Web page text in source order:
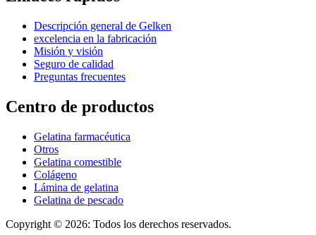
Descripción general de Gelken
excelencia en la fabricación
Misión y visión
Seguro de calidad
Preguntas frecuentes
Centro de productos
Gelatina farmacéutica
Otros
Gelatina comestible
Colágeno
Lámina de gelatina
Gelatina de pescado
Copyright © 2026: Todos los derechos reservados.